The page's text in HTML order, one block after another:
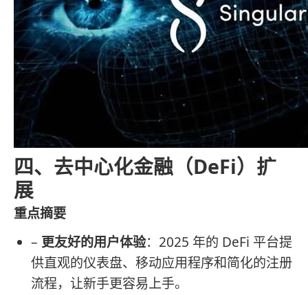
四、去中心化金融（DeFi）扩
展
重点摘要
– 更友好的用户体验：2025 年的 DeFi 平台提
供直观的仪表盘、移动应用程序和简化的注册
流程，让新手更容易上手。